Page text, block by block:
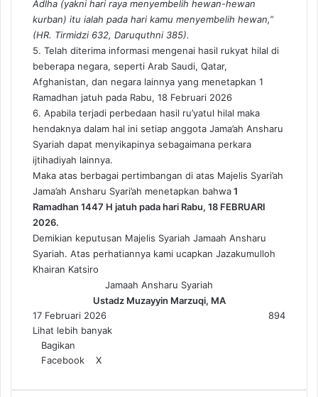
Adlha (yakni hari raya menyembelih hewan-hewan
kurban) itu ialah pada hari kamu menyembelih hewan,”
(HR. Tirmidzi 632, Daruquthni 385).
5. Telah diterima informasi mengenai hasil rukyat hilal di
beberapa negara, seperti Arab Saudi, Qatar,
Afghanistan, dan negara lainnya yang menetapkan 1
Ramadhan jatuh pada Rabu, 18 Februari 2026
6. Apabila terjadi perbedaan hasil ru’yatul hilal maka
hendaknya dalam hal ini setiap anggota Jama’ah Ansharu
Syariah dapat menyikapinya sebagaimana perkara
ijtihadiyah lainnya.
Maka atas berbagai pertimbangan di atas Majelis Syari’ah
Jama’ah Ansharu Syari’ah menetapkan bahwa1
Ramadhan 1447 H jatuh pada hari Rabu, 18 FEBRUARI
2026.
Demikian keputusan Majelis Syariah Jamaah Ansharu
Syariah. Atas perhatiannya kami ucapkan Jazakumulloh
Khairan Katsiro
Jamaah Ansharu Syariah
Ustadz Muzayyin Marzuqi, MA
17 Februari 2026
894
Lihat lebih banyak
Bagikan
Facebook
X
al